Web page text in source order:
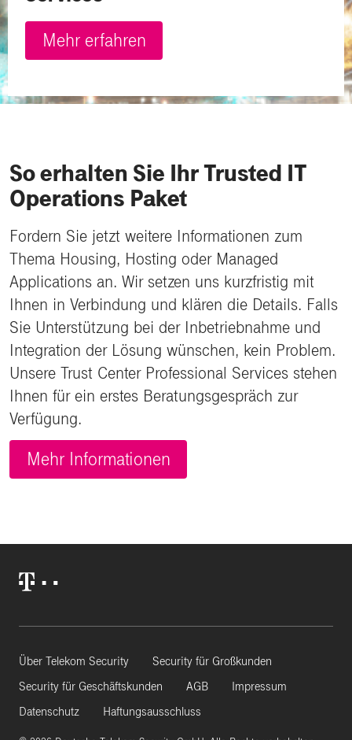
Mehr erfahren
So erhalten Sie Ihr Trusted IT
Operations Paket
Fordern Sie jetzt weitere Informationen zum
Thema Housing, Hosting oder Managed
Applications an. Wir setzen uns kurzfristig mit
Ihnen in Verbindung und klären die Details. Falls
Sie Unterstützung bei der Inbetriebnahme und
Integration der Lösung wünschen, kein Problem.
Unsere Trust Center Professional Services stehen
Ihnen für ein erstes Beratungsgespräch zur
Verfügung.
Mehr Informationen
Über Telekom Security
Security für Großkunden
Security für Geschäftskunden
AGB
Impressum
Datenschutz
Haftungsausschluss